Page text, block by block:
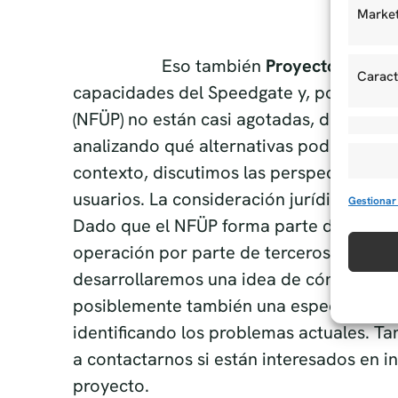
Gestionar
capacidades del Speedgate y, por
analizando qué alternativas podrían
contexto, discutimos las perspectivas
usuarios. La consideración jurídica
Dado que el NFÜP forma parte de la
operación por parte de terceros debe
desarrollaremos una idea de cómo
posiblemente también una especie de
identificando los problemas actuales.
a contactarnos si están interesados en
proyecto.
CONTROL MANIFIESTO –